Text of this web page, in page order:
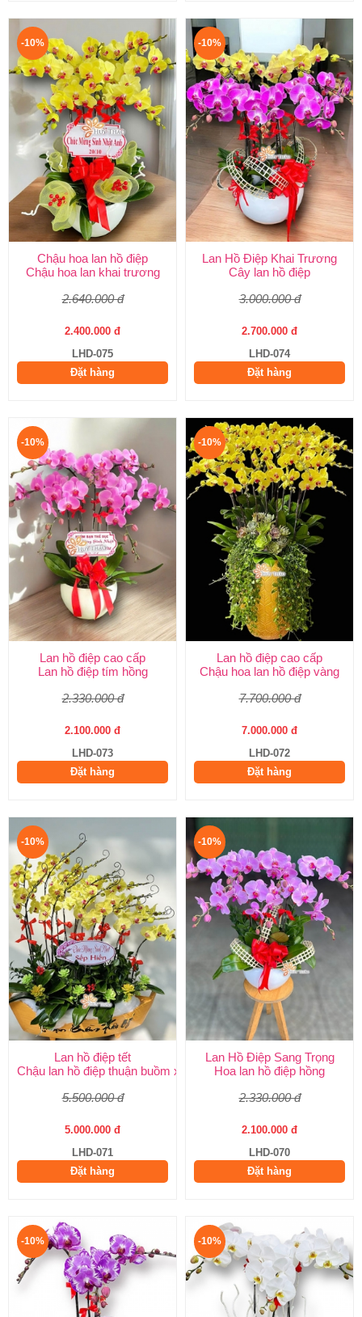
-10%
Chậu hoa lan hồ điệp
Chậu hoa lan khai trương
2.640.000 đ
2.400.000 đ
LHD-075
Đặt hàng
-10%
Lan Hồ Điệp Khai Trương
Cây lan hồ điệp
3.000.000 đ
2.700.000 đ
LHD-074
Đặt hàng
-10%
Lan hồ điệp cao cấp
Lan hồ điệp tím hồng
2.330.000 đ
2.100.000 đ
LHD-073
Đặt hàng
-10%
Lan hồ điệp cao cấp
Chậu hoa lan hồ điệp vàng
7.700.000 đ
7.000.000 đ
LHD-072
Đặt hàng
-10%
Lan hồ điệp tết
Chậu lan hồ điệp thuận buồm xuôi gió
5.500.000 đ
5.000.000 đ
LHD-071
Đặt hàng
-10%
Lan Hồ Điệp Sang Trọng
Hoa lan hồ điệp hồng
2.330.000 đ
2.100.000 đ
LHD-070
Đặt hàng
-10% -10%